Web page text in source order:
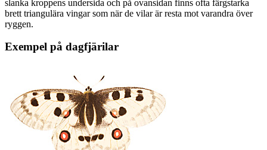
slanka kroppens undersida och på ovansidan finns ofta färgstarka
brett triangulära vingar som när de vilar är resta mot varandra över
ryggen.
Exempel på dagfjärilar